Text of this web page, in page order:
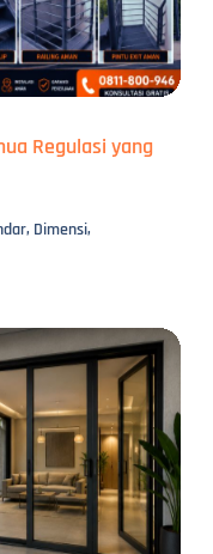
Regulasi yang
Dimensi,